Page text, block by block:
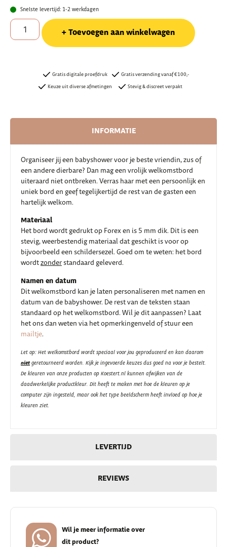
Snelste levertijd: 1-2 werkdagen
Toevoegen aan winkelwagen
Gratis digitale proefdruk
Keuze uit diverse afmetingen
Gratis verzending vanaf €100,-
Stevig & discreet verpakt
INFORMATIE
LEVERTIJD
REVIEWS
Organiseer jij een babyshower voor je beste vriendin, zus of
een andere dierbare? Dan mag een vrolijk welkomstbord
uiteraard niet ontbreken. Verras haar met een persoonlijk en
uniek bord en geef tegelijkertijd de rest van de gasten een
hartelijk welkom.
Materiaal
Het bord wordt gedrukt op Forex en is 5 mm dik. Dit is een
stevig, weerbestendig materiaal dat geschikt is voor op
bijvoorbeeld een schildersezel. Goed om te weten: het bord
wordtzonderstandaard geleverd.
Namen en datum
Dit welkomstbord kan je laten personaliseren met namen en
datum van de babyshower. De rest van de teksten staan
standaard op het welkomstbord. Wil je dit aanpassen? Laat
het ons dan weten via het opmerkingenveld of stuur een
mailtje.
Let op: Het welkomstbord wordt speciaal voor jou geproduceerd en kan daarom
nietgeretourneerd worden. Kijk je ingevoerde keuzes dus goed na voor je bestelt.
De kleuren van onze producten op Koestert.nl kunnen afwijken van de
daadwerkelijke productkleur. Dit heeft te maken met hoe de kleuren op je
computer zijn ingesteld, maar ook het type beeldscherm heeft invloed op hoe je
kleuren ziet.
Wil je meer informatie over
dit product?